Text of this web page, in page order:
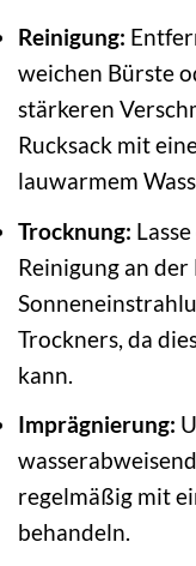
Reinigung:
weichen Bürste
stärkeren
Rucksack mit
lauwarmem
Trocknung:
Reinigung an
Trockners, da
kann.
Imprägnierung:
regelmäßig mit
behandeln.